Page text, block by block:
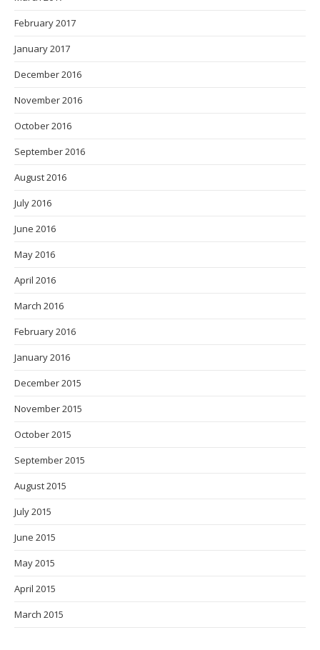
February 2017
January 2017
December 2016
November 2016
October 2016
September 2016
August 2016
July 2016
June 2016
May 2016
April 2016
March 2016
February 2016
January 2016
December 2015
November 2015
October 2015
September 2015
August 2015
July 2015
June 2015
May 2015
April 2015
March 2015